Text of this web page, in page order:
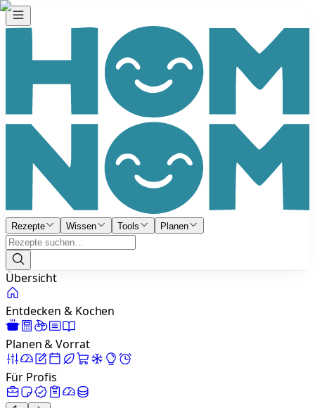
Rezepte Wissen Tools Planen
Übersicht
Entdecken & Kochen
Planen & Vorrat
Für Profis